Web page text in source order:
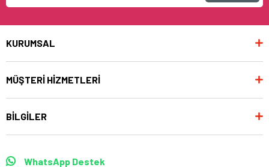
KURUMSAL
MÜŞTERİ HİZMETLERİ
BİLGİLER
WhatsApp Destek